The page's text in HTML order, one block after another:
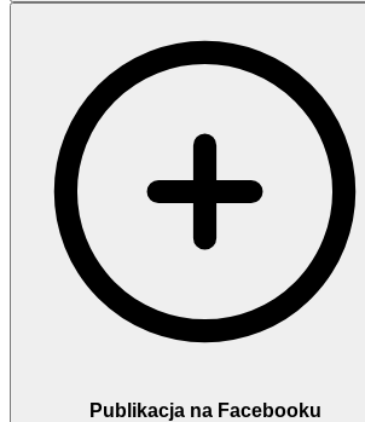
Publikacja na Facebooku